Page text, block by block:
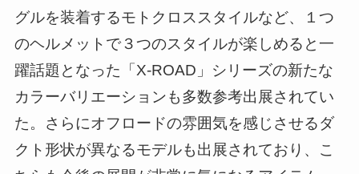
グルを装着するモトクロススタイルなど、１つ
のヘルメットで３つのスタイルが楽しめると一
躍話題となった「X-ROAD」シリーズの新たな
カラーバリエーションも多数参考出展されてい
た。さらにオフロードの雰囲気を感じさせるダ
クト形状が異なるモデルも出展されており、こ